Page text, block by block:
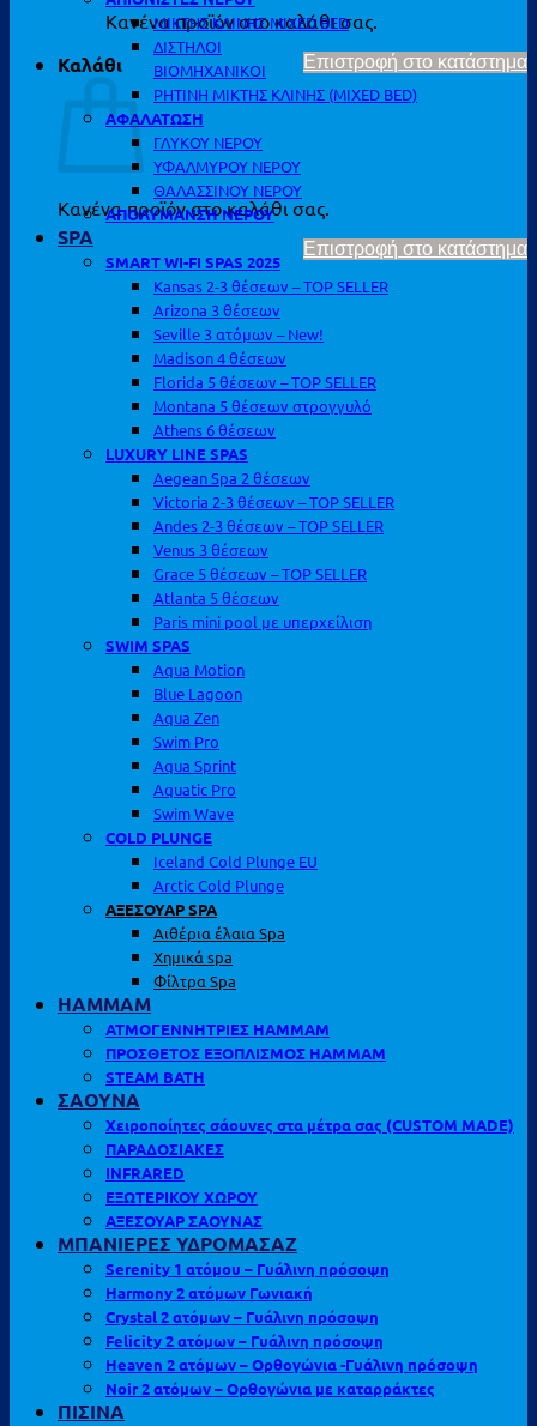
Κανένα προϊόν στο καλάθι σας.
Επιστροφή στο κατάστημα
Καλάθι
Κανένα προϊόν στο καλάθι σας.
Επιστροφή στο κατάστημα
ΜΙΚΤΗΣ ΚΛΙΝΗΣ MIXED BED
ΔΙΣΤΗΛΟΙ
ΒΙΟΜΗΧΑΝΙΚΟΙ
ΡΗΤΙΝΗ ΜΙΚΤΗΣ ΚΛΙΝΗΣ (MIXED BED)
ΑΦΑΛΑΤΩΣΗ
ΓΛΥΚΟΥ ΝΕΡΟΥ
ΥΦΑΛΜΥΡΟΥ ΝΕΡΟΥ
ΘΑΛΑΣΣΙΝΟΥ ΝΕΡΟΥ
ΑΠΟΛΥΜΑΝΣΗ ΝΕΡΟΥ
SPA
SMART WI-FI SPAS 2025
Kansas 2-3 θέσεων – TOP SELLER
Arizona 3 θέσεων
Seville 3 ατόμων – New!
Madison 4 θέσεων
Florida 5 θέσεων – TOP SELLER
Montana 5 θέσεων στρογγυλό
Athens 6 θέσεων
LUXURY LINE SPAS
Aegean Spa 2 θέσεων
Victoria 2-3 θέσεων – TOP SELLER
Andes 2-3 θέσεων – TOP SELLER
Venus 3 θέσεων
Grace 5 θέσεων – TOP SELLER
Atlanta 5 θέσεων
Paris mini pool με υπερχείλιση
SWIM SPAS
Aqua Motion
Blue Lagoon
Aqua Zen
Swim Pro
Aqua Sprint
Aquatic Pro
Swim Wave
COLD PLUNGE
Iceland Cold Plunge EU
Arctic Cold Plunge
ΑΞΕΣΟΥΑΡ SPA
Αιθέρια έλαια Spa
Χημικά spa
Φίλτρα Spa
HAMMAM
ΑΤΜΟΓΕΝΝΗΤΡΙΕΣ HAMMAM
ΠΡΟΣΘΕΤΟΣ ΕΞΟΠΛΙΣΜΟΣ HAMMAM
STEAM BATH
ΣΑΟΥΝΑ
Χειροποίητες σάουνες στα μέτρα σας (CUSTOM MADE)
ΠΑΡΑΔΟΣΙΑΚΕΣ
INFRARED
ΕΞΩΤΕΡΙΚΟΥ ΧΩΡΟΥ
ΑΞΕΣΟΥΑΡ ΣΑΟΥΝΑΣ
ΜΠΑΝΙΕΡΕΣ ΥΔΡΟΜΑΣΑΖ
Serenity 1 ατόμου – Γυάλινη πρόσοψη
Harmony 2 ατόμων Γωνιακή
Crystal 2 ατόμων – Γυάλινη πρόσοψη
Felicity 2 ατόμων – Γυάλινη πρόσοψη
Heaven 2 ατόμων – Ορθογώνια -Γυάλινη πρόσοψη
Noir 2 ατόμων – Ορθογώνια με καταρράκτες
ΠΙΣΙΝΑ